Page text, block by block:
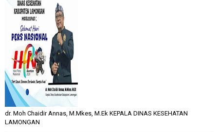
dr. Moh Chaidir Annas, M.Mkes, M.Ek KEPALA DINAS KESEHATAN
LAMONGAN